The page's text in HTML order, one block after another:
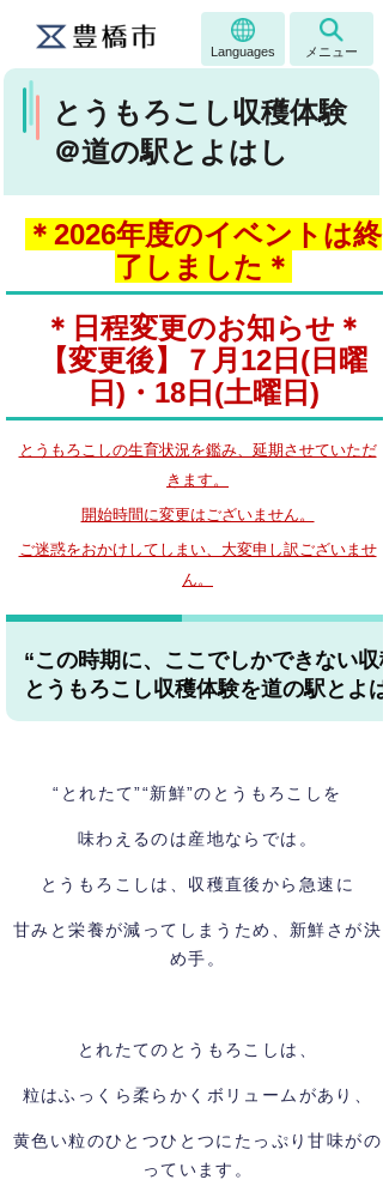
Languages メニュー
とうもろこし収穫体験
＠道の駅とよはし
＊2026年度のイベントは終
了しました＊
＊日程変更のお知らせ＊
【変更後】７月12日(日曜
日)・18日(土曜日)
とうもろこしの生育状況を鑑み、延期させていただ
きます。
開始時間に変更はございません。
ご迷惑をおかけしてしまい、大変申し訳ございませ
ん。
“この時期に、ここでしかできない収
とうもろこし収穫体験を道の駅とよ
“とれたて”“新鮮”のとうもろこしを
味わえるのは産地ならでは。
とうもろこしは、収穫直後から 急速に
甘みと栄養が減ってしまうため、新鮮さが決
め手。
とれたてのとうもろこしは、
粒はふっくら柔らかくボリュームがあり、
黄色い粒のひとつひとつにたっぷり甘味がの
っています。